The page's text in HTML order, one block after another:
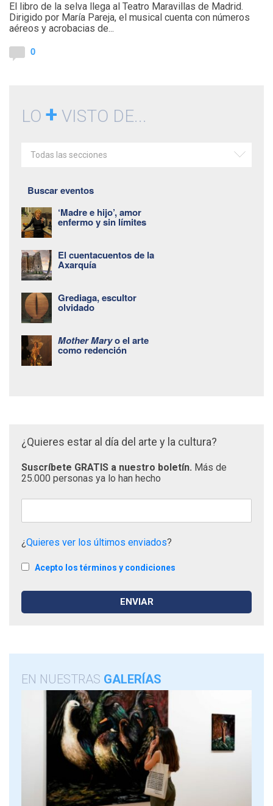
El libro de la selva llega al Teatro Maravillas de Madrid.
Dirigido por María Pareja, el musical cuenta con números
aéreos y acrobacias de...
0
LO + VISTO DE...
Todas las secciones
Buscar eventos
‘Madre e hijo’, amor
enfermo y sin límites
El cuentacuentos de la
Axarquía
Grediaga, escultor
olvidado
Mother Maryo el arte
como redención
¿Quieres estar al día del arte y la cultura?
Suscríbete GRATIS a nuestro boletín. Más de
25.000 personas ya lo han hecho
¿Quieres ver los últimos enviados?
Acepto los términos y condiciones
EN NUESTRAS GALERÍAS